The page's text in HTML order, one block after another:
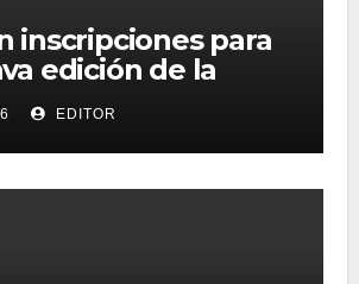
inscripciones para
edición de la
Race
EDITOR